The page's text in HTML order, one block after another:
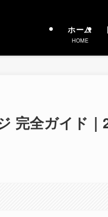
ホーム
HOME
完全ガイド｜